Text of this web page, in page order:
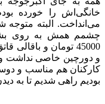
خانگی‌اش را خورده
می‌انداخت. البته
چشمم همش به روی
و دورچین خاصی نداشت
کارکنان هم مناسب و
بودیم راهی شدیم تا به